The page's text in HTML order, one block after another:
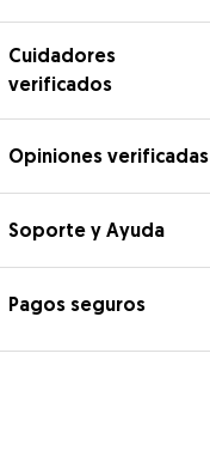
Cuidadores
verificados
Opiniones verificadas
Soporte y Ayuda
Pagos seguros